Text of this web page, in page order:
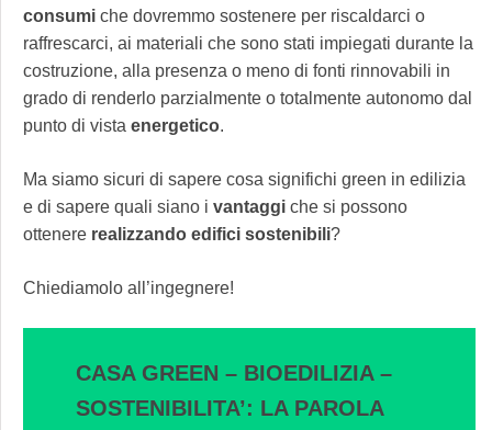
consumi che dovremmo sostenere per riscaldarci o
raffrescarci, ai materiali che sono stati impiegati durante la
costruzione, alla presenza o meno di fonti rinnovabili in
grado di renderlo parzialmente o totalmente autonomo dal
punto di vista energetico.
Ma siamo sicuri di sapere cosa significhi green in edilizia
e di sapere quali siano i vantaggi che si possono
ottenere realizzando edifici sostenibili?
Chiediamolo all’ingegnere!
CASA GREEN – BIOEDILIZIA –
SOSTENIBILITA’: LA PAROLA